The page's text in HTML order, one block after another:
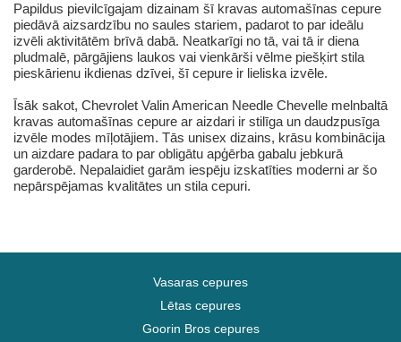
Papildus pievilcīgajam dizainam šī kravas automašīnas cepure
piedāvā aizsardzību no saules stariem, padarot to par ideālu
izvēli aktivitātēm brīvā dabā. Neatkarīgi no tā, vai tā ir diena
pludmalē, pārgājiens laukos vai vienkārši vēlme piešķirt stila
pieskārienu ikdienas dzīvei, šī cepure ir lieliska izvēle.
Īsāk sakot, Chevrolet Valin American Needle Chevelle melnbaltā
kravas automašīnas cepure ar aizdari ir stilīga un daudzpusīga
izvēle modes mīļotājiem. Tās unisex dizains, krāsu kombinācija
un aizdare padara to par obligātu apģērba gabalu jebkurā
garderobē. Nepalaidiet garām iespēju izskatīties moderni ar šo
nepārspējamas kvalitātes un stila cepuri.
Vasaras cepures
Lētas cepures
Goorin Bros cepures